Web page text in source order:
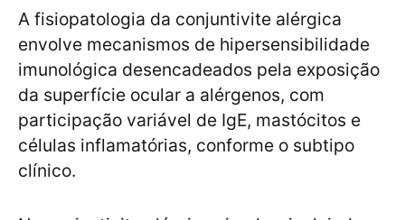
A fisiopatologia da conjuntivite alérgica
envolve mecanismos de hipersensibilidade
imunológica desencadeados pela exposição
da superfície ocular a alérgenos, com
participação variável de IgE, mastócitos e
células inflamatórias, conforme o subtipo
clínico.